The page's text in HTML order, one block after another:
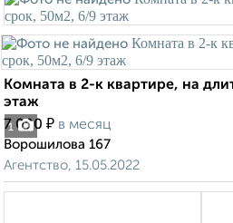
1
Комната в 2-к квартире, на
этаж
7 000 ₽ в месяц
Ворошилова 167
Агентство, 15.05.2022